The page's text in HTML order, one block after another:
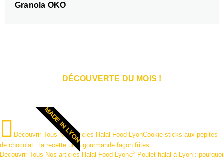
Granola OKO
DÉCOUVERTE DU MOIS !
MADE IN LYON
Découvrir Tous Nos articles Halal Food LyonCookie sticks aux pépites
de chocolat : la recette ultra gourmande façon frites
Découvrir Tous Nos articles Halal Food Lyon🍗 Poulet halal à Lyon : pourquoi